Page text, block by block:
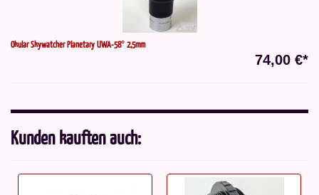
Okular Skywatcher Planetary UWA-58° 2,5mm
74,00 €*
Kunden kauften auch: